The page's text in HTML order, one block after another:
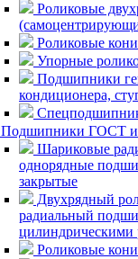
Роликовые
Роликовые
Упорные
Подшипники
кондиционера,
Подшипники ГОСТ и
Шариковые
однорядные
закрытые
Двухрядный
радиальный
цилиндрическими
Роликовые